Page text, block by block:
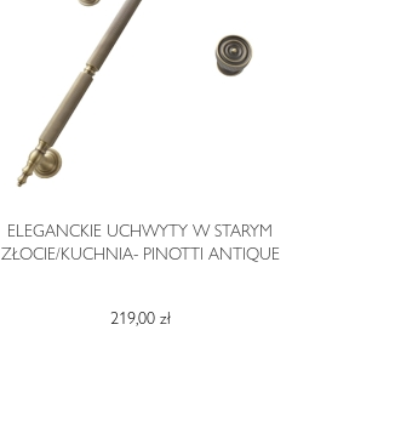
ELEGANCKIE UCHWYTY W STARYM
ZŁOCIE/KUCHNIA- PINOTTI ANTIQUE
219,00 zł